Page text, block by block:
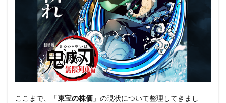
ここまで、「東宝の株価 」の現状について整理してきまし